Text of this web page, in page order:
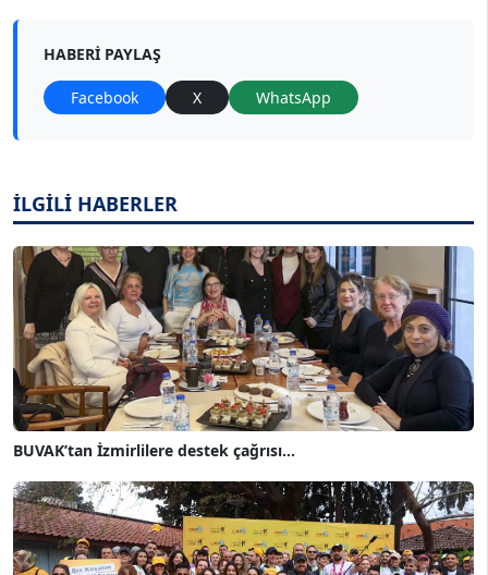
HABERI PAYLAŞ
Facebook X WhatsApp
İLGİLİ HABERLER
BUVAK’tan İzmirlilere destek çağrısı...